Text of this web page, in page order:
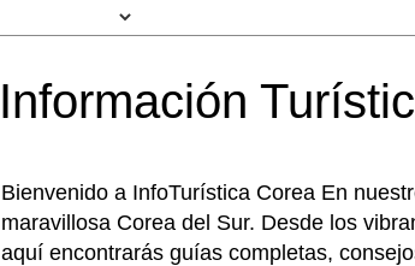
Información
Bienvenido a InfoTurística Corea En
maravillosa Corea del Sur. Desde los
aquí encontrarás guías completas,